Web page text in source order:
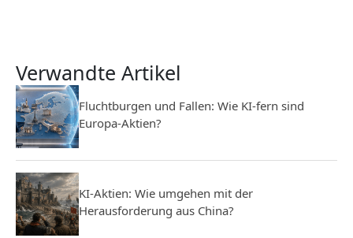
Verwandte Artikel
Fluchtburgen und Fallen: Wie KI-fern sind
Europa-Aktien?
KI-Aktien: Wie umgehen mit der
Herausforderung aus China?